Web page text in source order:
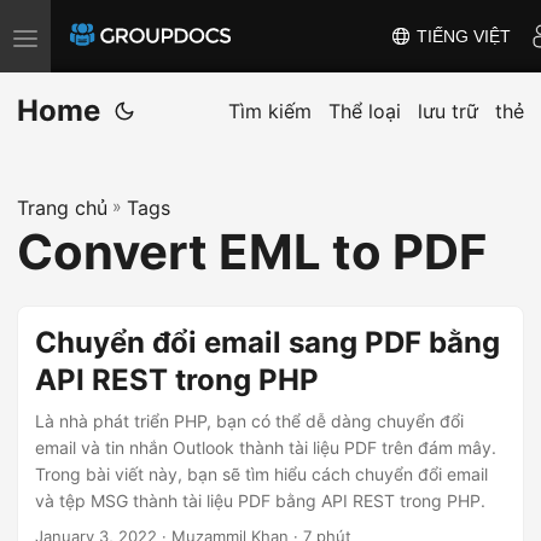
T
o
g
e
n
a
TIẾNG VIỆT
Home Tìm kiếm Thể loại lưu trữ thẻ
Trang chủ » Tags
Convert EML to PDF
Chuyển đổi email sang PDF bằng
API REST trong PHP
Là nhà phát triển PHP, bạn có thể dễ dàng chuyển đổi
email và tin nhắn Outlook thành tài liệu PDF trên đám mây.
Trong bài viết này, bạn sẽ tìm hiểu cách chuyển đổi email
và tệp MSG thành tài liệu PDF bằng API REST trong PHP.
January 3, 2022 · Muzammil Khan · 7 phút